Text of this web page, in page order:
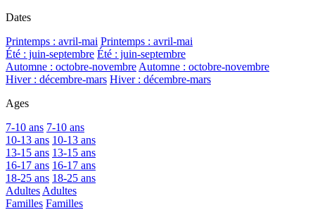
Dates
Printemps : avril-mai Printemps : avril-mai
Été : juin-septembre Été : juin-septembre
Automne : octobre-novembre Automne : octobre-novembre
Hiver : décembre-mars Hiver : décembre-mars
Ages
7-10 ans 7-10 ans
10-13 ans 10-13 ans
13-15 ans 13-15 ans
16-17 ans 16-17 ans
18-25 ans 18-25 ans
Adultes Adultes
Familles Familles